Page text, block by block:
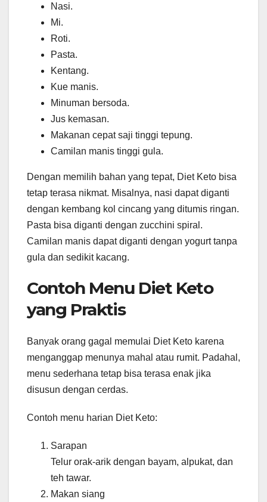
Nasi.
Mi.
Roti.
Pasta.
Kentang.
Kue manis.
Minuman bersoda.
Jus kemasan.
Makanan cepat saji tinggi tepung.
Camilan manis tinggi gula.
Dengan memilih bahan yang tepat, Diet Keto bisa
tetap terasa nikmat. Misalnya, nasi dapat diganti
dengan kembang kol cincang yang ditumis ringan.
Pasta bisa diganti dengan zucchini spiral.
Camilan manis dapat diganti dengan yogurt tanpa
gula dan sedikit kacang.
Contoh Menu Diet Keto
yang Praktis
Banyak orang gagal memulai Diet Keto karena
menganggap menunya mahal atau rumit. Padahal,
menu sederhana tetap bisa terasa enak jika
disusun dengan cerdas.
Contoh menu harian Diet Keto:
Sarapan
Telur orak-arik dengan bayam, alpukat, dan
teh tawar.
Makan siang